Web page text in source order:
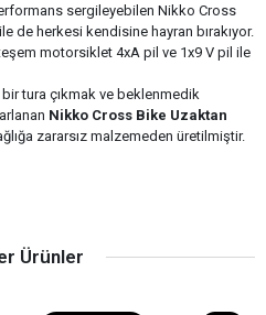
sergileyebilen Nikko Cross
de herkesi kendisine hayran bırakıyor.
motorsiklet 4xA pil ve 1x9 V pil ile
tura çıkmak ve beklenmedik
Nikko Cross Bike Uzaktan
zararsız malzemeden üretilmiştir.
Ürünler